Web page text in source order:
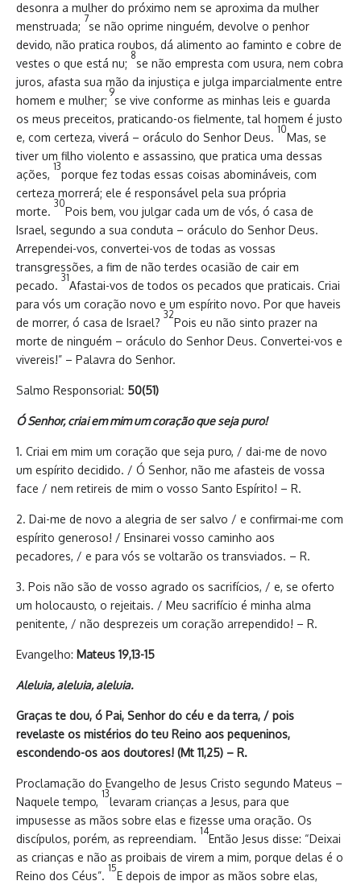
desonra a mulher do próximo nem se aproxima da mulher
menstruada;
7
se não oprime ninguém, devolve o penhor
devido, não pratica roubos, dá alimento ao faminto e cobre de
vestes o que está nu;
8
se não empresta com usura, nem cobra
juros, afasta sua mão da injustiça e julga imparcialmente entre
homem e mulher;
9
se vive conforme as minhas leis e guarda
os meus preceitos, praticando-os fielmente, tal homem é justo
e, com certeza, viverá – oráculo do Senhor Deus.
10
Mas, se
tiver um filho violento e assassino, que pratica uma dessas
ações,
13
porque fez todas essas coisas abomináveis, com
certeza morrerá; ele é responsável pela sua própria
morte.
30
Pois bem, vou julgar cada um de vós, ó casa de
Israel, segundo a sua conduta – oráculo do Senhor Deus.
Arrependei-vos, convertei-vos de todas as vossas
transgressões, a fim de não terdes ocasião de cair em
pecado.
31
Afastai-vos de todos os pecados que praticais. Criai
para vós um coração novo e um espírito novo. Por que haveis
de morrer, ó casa de Israel?
32
Pois eu não sinto prazer na
morte de ninguém – oráculo do Senhor Deus. Convertei-vos e
vivereis!” – Palavra do Senhor.
Salmo Responsorial: 50(51)
Ó Senhor, criai em mim um coração que seja puro!
1. Criai em mim um coração que seja puro, / dai-me de novo
um espírito decidido. / Ó Senhor, não me afasteis de vossa
face / nem retireis de mim o vosso Santo Espírito! – R.
2. Dai-me de novo a alegria de ser salvo / e confirmai-me com
espírito generoso! / Ensinarei vosso caminho aos
pecadores, / e para vós se voltarão os transviados. – R.
3. Pois não são de vosso agrado os sacrifícios, / e, se oferto
um holocausto, o rejeitais. / Meu sacrifício é minha alma
penitente, / não desprezeis um coração arrependido! – R.
Evangelho: Mateus 19,13-15
Aleluia, aleluia, aleluia.
Graças te dou, ó Pai, Senhor do céu e da terra, / pois
revelaste os mistérios do teu Reino aos pequeninos,
escondendo-os aos doutores! (Mt 11,25) – R.
Proclamação do Evangelho de Jesus Cristo segundo Mateus –
Naquele tempo,
13
levaram crianças a Jesus, para que
impusesse as mãos sobre elas e fizesse uma oração. Os
discípulos, porém, as repreendiam.
14
Então Jesus disse: “Deixai
as crianças e não as proibais de virem a mim, porque delas é o
Reino dos Céus”.
15
E depois de impor as mãos sobre elas,